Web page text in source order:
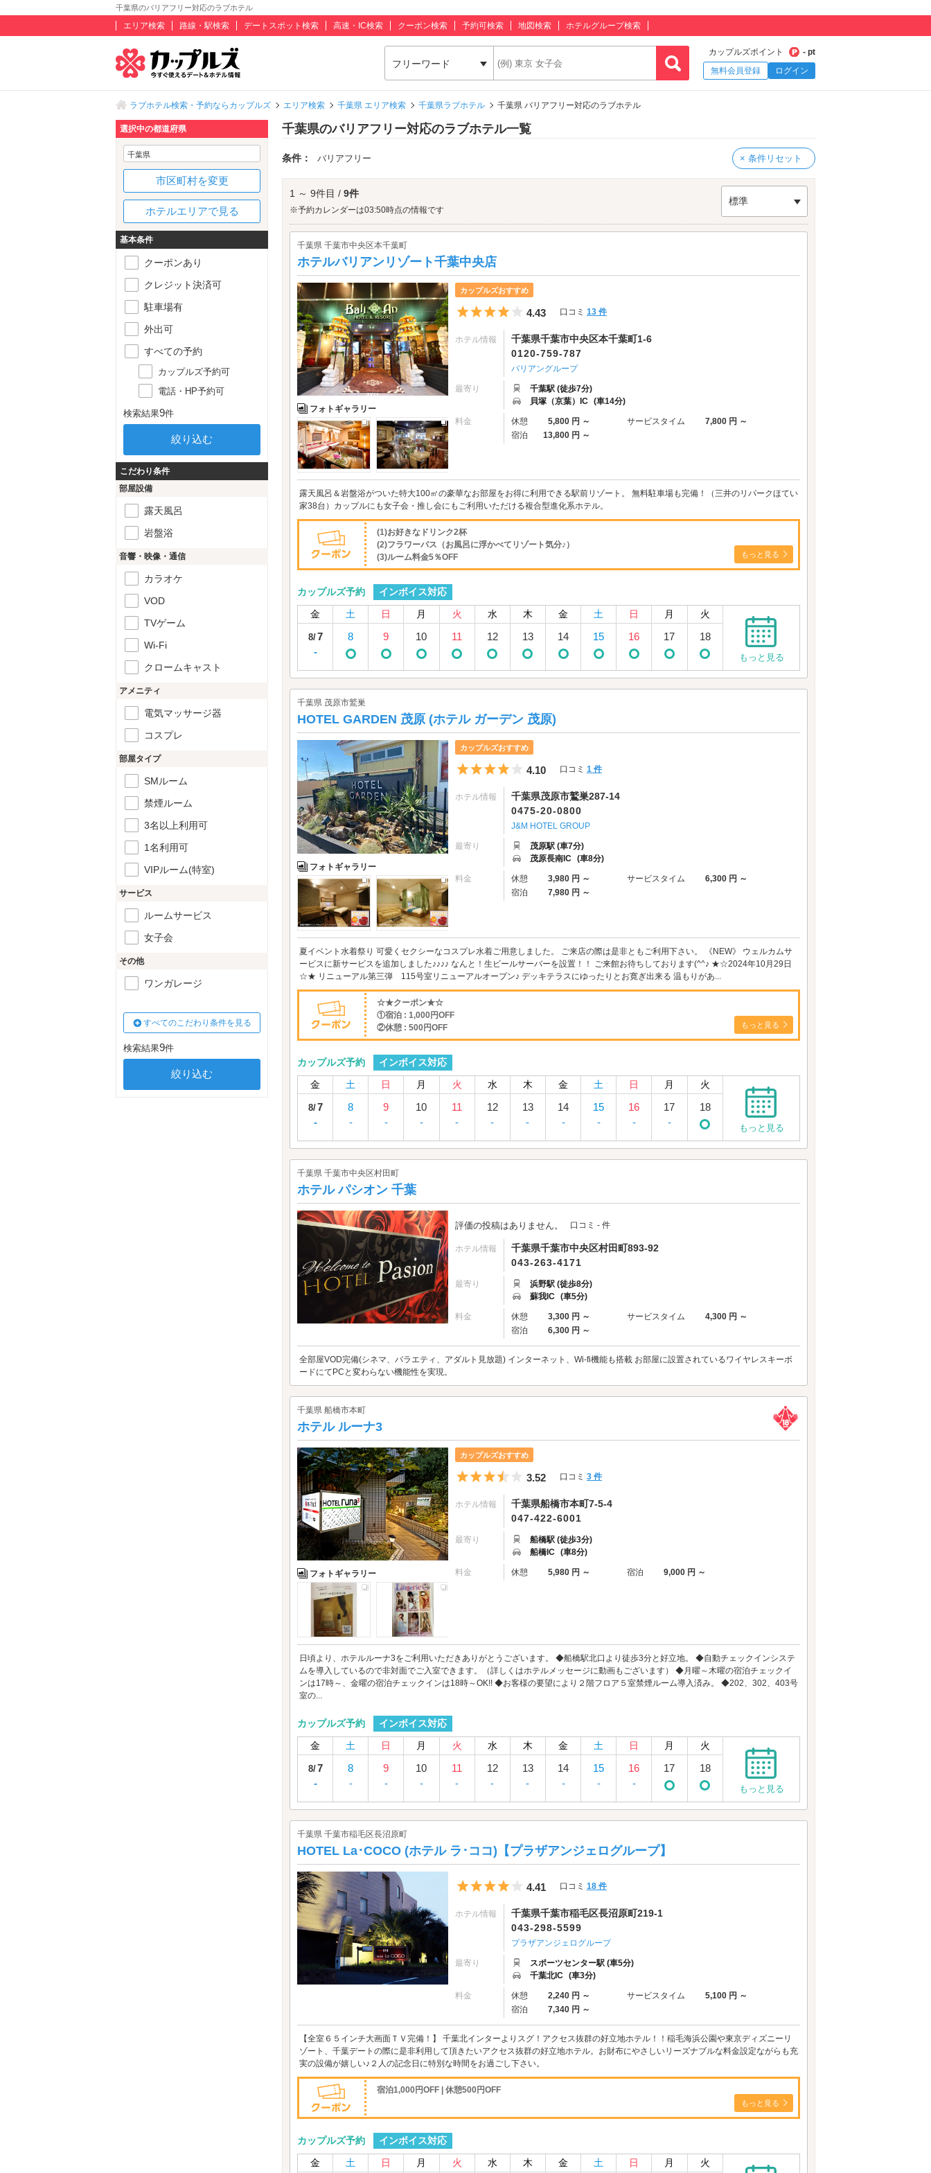
千葉県のバリアフリー対応のラブホテル
エリア検索 路線・駅検索 デートスポット検索 高速・IC検索 クーポン検索 予約可検索 地図検索 ホテルグループ検索
フリーワード
カップルズポイント
- pt
無料会員登録
ログイン
ラブホテル検索・予約ならカップルズ エリア検索 千葉県 エリア検索 千葉県ラブホテル 千葉県 バリアフリー対応のラブホテル
千葉県のバリアフリー対応のラブホテル一覧
条件： バリアフリー × 条件リセット
1 ～ 9件目 / 9件
※予約カレンダーは03:50時点の情報です
標準
千葉県 千葉市中央区本千葉町
ホテルバリアンリゾート千葉中央店
フォトギャラリー
カップルズおすすめ
5つ星のうち4
4.43 口コミ 13 件
ホテル情報
千葉県千葉市中央区本千葉町1-6
0120-759-787
バリアングループ
最寄り
千葉駅 (徒歩7分)
貝塚（京葉）IC (車14分)
料金 休憩 5,800 円 ～ サービスタイム
7,800 円 ～
宿泊
13,800 円 ～
露天風呂＆岩盤浴がついた特大100㎡の豪華なお部屋をお得に利用できる駅前リゾート。 無料駐車場も完備！（三井のリパークほてい
家38台）カップルにも女子会・推し会にもご利用いただける複合型進化系ホテル。
(1)お好きなドリンク2杯
(2)フラワーバス（お風呂に浮かべてリゾート気分♪）
(3)ルーム料金5％OFF
もっと見る
カップルズ予約
インボイス対応
金
土 日 月 火 水 木 金 土 日 月 火
8/7
-
8 9 10 11 12 13 14 15 16 17 18
もっと見る
千葉県 茂原市鷲巣
HOTEL GARDEN 茂原 (ホテル ガーデン 茂原)
フォトギャラリー
カップルズおすすめ
5つ星のうち4
4.10 口コミ 1 件
ホテル情報
千葉県茂原市鷲巣287-14
0475-20-0800
J&M HOTEL GROUP
最寄り
茂原駅 (車7分)
茂原長南IC (車8分)
料金 休憩 3,980 円 ～ サービスタイム
6,300 円 ～
宿泊
7,980 円 ～
夏イベント水着祭り 可愛くセクシーなコスプレ水着ご用意しました。 ご来店の際は是非ともご利用下さい。 《NEW》 ウェルカムサ
ービスに新サービスを追加しました♪♪♪♪ なんと！生ビールサーバーを設置！！ ご来館お待ちしております(^^♪ ★☆2024年10月29日
☆★ リニューアル第三弾 115号室リニューアルオープン♪ デッキテラスにゆったりとお寛ぎ出来る 温もりがあ...
☆★クーポン★☆
①宿泊 : 1,000円OFF
②休憩 : 500円OFF
もっと見る
カップルズ予約
インボイス対応
金
土 日 月 火 水 木 金 土 日 月 火
8/7
-
8
-
9
-
10
-
11
-
12
-
13
-
14
-
15
-
16
-
17
-
18
もっと見る
千葉県 千葉市中央区村田町
ホテル パシオン 千葉
評価の投稿はありません。 口コミ - 件
ホテル情報
千葉県千葉市中央区村田町893-92
043-263-4171
最寄り
浜野駅 (徒歩8分)
蘇我IC (車5分)
料金 休憩 3,300 円 ～ サービスタイム
4,300 円 ～
宿泊
6,300 円 ～
全部屋VOD完備(シネマ、バラエティ、アダルト見放題) インターネット、Wi-fi機能も搭載 お部屋に設置されているワイヤレスキーボ
ードにてPCと変わらない機能性を実現。
千葉県 船橋市本町
ホテル ルーナ3
フォトギャラリー
カップルズおすすめ
5つ星のうち3.5
3.52 口コミ 3 件
ホテル情報
千葉県船橋市本町7-5-4
047-422-6001
最寄り
船橋駅 (徒歩3分)
船橋IC (車8分)
料金 休憩 5,980 円 ～ 宿泊 9,000 円 ～
日頃より、ホテルルーナ3をご利用いただきありがとうございます。 ◆船橋駅北口より徒歩3分と好立地。 ◆自動チェックインシステ
ムを導入しているので非対面でご入室できます。（詳しくはホテルメッセージに動画もございます） ◆月曜～木曜の宿泊チェックイ
ンは17時～、金曜の宿泊チェックインは18時～OK!! ◆お客様の要望により２階フロア５室禁煙ルーム導入済み。 ◆202、302、403号
室の...
カップルズ予約
インボイス対応
金
土 日 月 火 水 木 金 土 日 月 火
8/7
-
8
-
9
-
10
-
11
-
12
-
13
-
14
-
15
-
16
-
17 18
もっと見る
千葉県 千葉市稲毛区長沼原町
HOTEL La･COCO (ホテル ラ･ココ)【プラザアンジェログループ】
5つ星のうち4
4.41 口コミ 18 件
ホテル情報
千葉県千葉市稲毛区長沼原町219-1
043-298-5599
プラザアンジェログループ
最寄り
スポーツセンター駅 (車5分)
千葉北IC (車3分)
料金 休憩 2,240 円 ～ サービスタイム
5,100 円 ～
宿泊
7,340 円 ～
【全室６５インチ大画面ＴＶ完備！】 千葉北インターよりスグ！アクセス抜群の好立地ホテル！！稲毛海浜公園や東京ディズニーリ
ゾート、千葉デートの際に是非利用して頂きたいアクセス抜群の好立地ホテル。お財布にやさしいリーズナブルな料金設定ながらも充
実の設備が嬉しい♪２人の記念日に特別な時間をお過ごし下さい。
宿泊1,000円OFF | 休憩500円OFF
もっと見る
カップルズ予約
インボイス対応
金
土 日 月 火 水 木 金 土 日 月 火
選択中の都道府県
千葉県
市区町村を変更
ホテルエリアで見る
基本条件
クーポンあり
クレジット決済可
駐車場有
外出可
すべての予約
カップルズ予約可
電話・HP予約可
検索結果9件
こだわり条件
部屋設備
露天風呂
岩盤浴
音響・映像・通信
カラオケ
VOD
TVゲーム
Wi-Fi
クロームキャスト
アメニティ
電気マッサージ器
コスプレ
部屋タイプ
SMルーム
禁煙ルーム
3名以上利用可
1名利用可
VIPルーム(特室)
サービス
ルームサービス
女子会
その他
ワンガレージ
すべてのこだわり条件を見る
検索結果9件